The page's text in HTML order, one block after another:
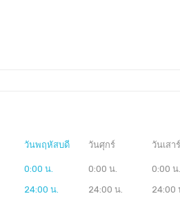
วันพฤหัสบดี
0:00 น.
24:00 น.
วันศุกร์
0:00 น.
24:00 น.
วันเสาร์
0:00 น.
24:00